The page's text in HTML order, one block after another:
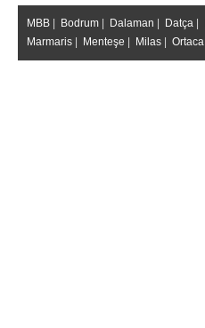
MBB Bodrum Dalaman Datça
Marmaris
Menteşe Milas Ortaca